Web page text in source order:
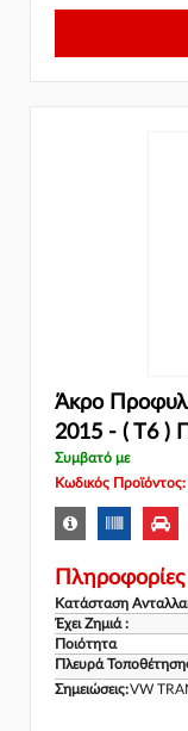
Άκρο
2015 - ( T6 )
Συμβατό με
Κωδικός
Κατάσταση
Έχει Ζημιά :
Ποιότητα
Πλευρά
Σημειώσεις:VW